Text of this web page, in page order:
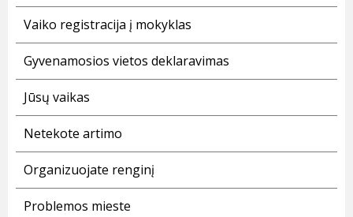
Vaiko registracija į mokyklas
Gyvenamosios vietos deklaravimas
Jūsų vaikas
Netekote artimo
Organizuojate renginį
Problemos mieste